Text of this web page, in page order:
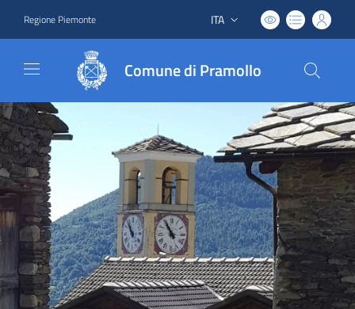
Regione Piemonte Lingua attiva:
ITA
Comune di Pramollo